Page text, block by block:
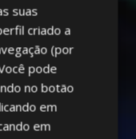
GERMAN
PORTUGUESE
suas
criado a
(por
pode
no botão
em
em